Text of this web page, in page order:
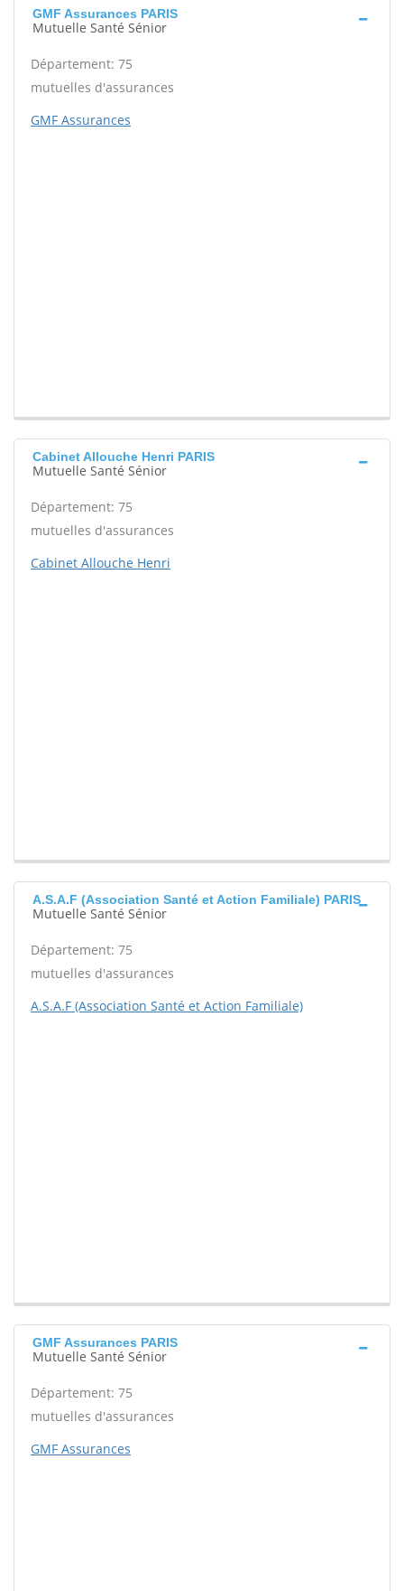
GMF Assurances PARIS
Mutuelle Santé Sénior
Département: 75
mutuelles d'assurances
GMF Assurances
Cabinet Allouche Henri PARIS
Mutuelle Santé Sénior
Département: 75
mutuelles d'assurances
Cabinet Allouche Henri
A.S.A.F (Association Santé et Action Familiale) PARIS
Mutuelle Santé Sénior
Département: 75
mutuelles d'assurances
A.S.A.F (Association Santé et Action Familiale)
GMF Assurances PARIS
Mutuelle Santé Sénior
Département: 75
mutuelles d'assurances
GMF Assurances